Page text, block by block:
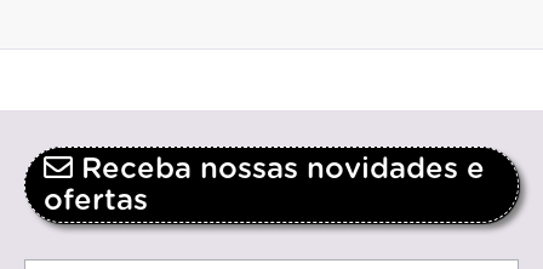
Receba nossas novidades e
ofertas